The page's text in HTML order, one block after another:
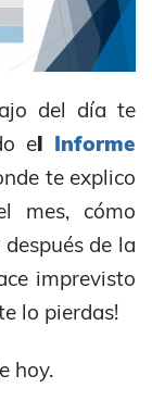
del día te
el Informe
te explico
mes, cómo
de la
imprevisto
lo pierdas!
hoy.